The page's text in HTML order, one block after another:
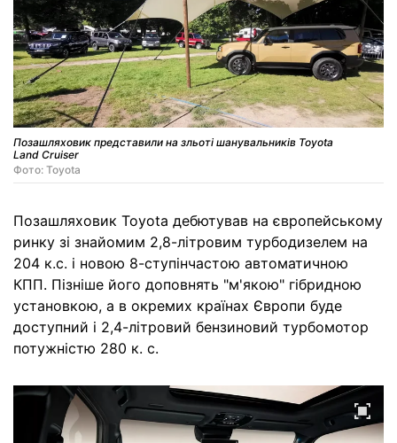
Позашляховик представили на зльоті шанувальників Toyota
Land Cruiser
Фото: Toyota
Позашляховик Toyota дебютував на європейському
ринку зі знайомим 2,8-літровим турбодизелем на
204 к.с. і новою 8-ступінчастою автоматичною
КПП. Пізніше його доповнять "м'якою" гібридною
установкою, а в окремих країнах Європи буде
доступний і 2,4-літровий бензиновий турбомотор
потужністю 280 к. с.